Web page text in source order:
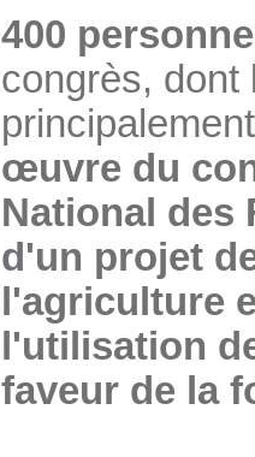
400
congrès, dont
œuvre du
National des
d'un projet
l'agriculture
l'utilisation
faveur de la